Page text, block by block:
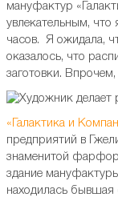
мануфактур
увлекательным, что
часов. Я ожидала,
оказалось, что
заготовки.
«Галактика и
предприятий в
знаменитой
здание
находилась бывшая